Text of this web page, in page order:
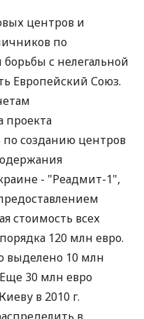
центров и
по
с нелегальной
Европейский Союз.
проекта
созданию центров
- "Реадмит-1",
стоимость всех
120 млн евро.
выделено 10 млн
Еще 30 млн евро
в 2010 г.